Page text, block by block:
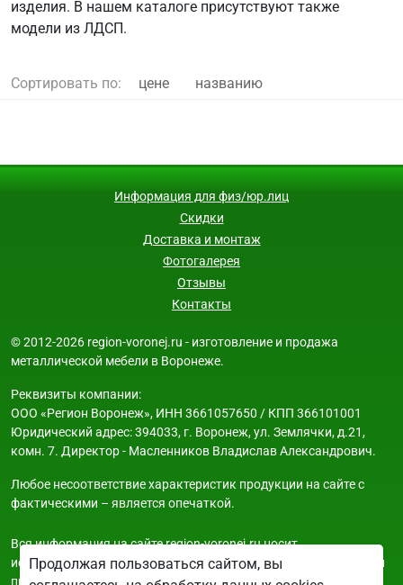
изделия. В нашем каталоге присутствуют также
модели из ЛДСП.
Сортировать по: цене названию
Информация для физ/юр.лиц
Скидки
Доставка и монтаж
Фотогалерея
Отзывы
Контакты
© 2012-2026 region-voronej.ru - изготовление и продажа
металлической мебели в Воронеже.
Реквизиты компании:
ООО «Регион Воронеж», ИНН 3661057650 / КПП 366101001
Юридический адрес: 394033, г. Воронеж, ул. Землячки, д.21,
комн. 7. Директор - Масленников Владислав Александрович.
Любое несоответствие характеристик продукции на сайте с
фактическими – является опечаткой.
Вся информация на сайте region-voronej.ru носит
исключительно ознакомительный и справочный характер и ни
при каких условиях не является публичной офертой. Всю
Продолжая пользоваться сайтом, вы